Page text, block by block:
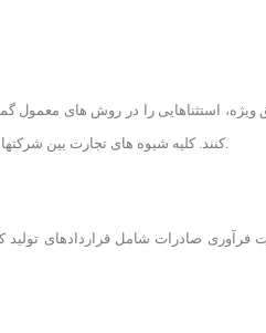
استثناهایی را در روش های معمول
کنند. کلیه شیوه های تجارت بین شرکتها در مناطق و مناطق چین، خارج از مناطق تحت قوانین معمول است که برای واردات به چین اعمال می شود.
فرآوری صادرات شامل قراردادهای